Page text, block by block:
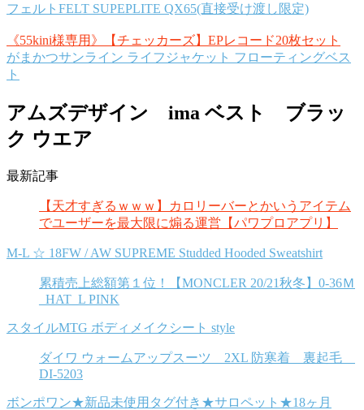
フェルトFELT SUPEPLITE QX65(直接受け渡し限定)
《55kini様専用》【チェッカーズ】EPレコード20枚セット
がまかつサンライン ライフジャケット フローティングベス
ト
アムズデザイン ima ベスト ブラッ
ク ウエア
最新記事
【天才すぎるｗｗｗ】カロリーバーとかいうアイテム
でユーザーを最大限に煽る運営【パワプロアプリ】
M-L ☆ 18FW / AW SUPREME Studded Hooded Sweatshirt
累積売上総額第１位！【MONCLER 20/21秋冬】0-36Ｍ
_HAT_L PINK
スタイルMTG ボディメイクシート style
ダイワ ウォームアップスーツ 2XL 防寒着 裏起毛
DI-5203
ボンポワン★新品未使用タグ付き★サロペット★18ヶ月